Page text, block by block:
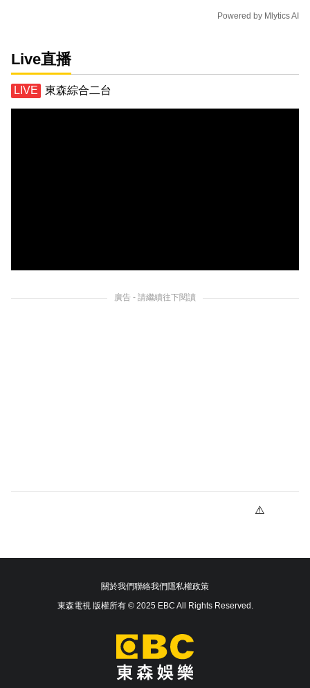
Powered by Mlytics AI
Live直播
東森綜合二台
廣告 - 請繼續往下閱讀
關於我們聯絡我們隱私權政策
東森電視 版權所有 © 2025 EBC All Rights Reserved.